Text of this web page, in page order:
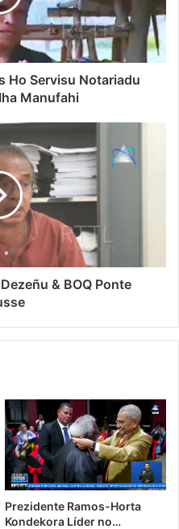
Ho Servisu Notariadu
Manufahi
& BOQ Ponte
Prezidente Ramos-Horta
Kondekora Líder no…